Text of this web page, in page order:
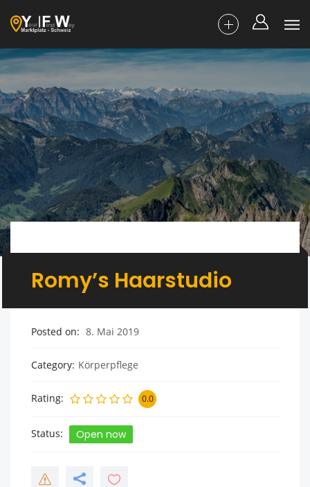
Romy’s Haarstudio
Posted on 8. Mai 2019
Category Körperpflege
Rating 0.0
Status Open now